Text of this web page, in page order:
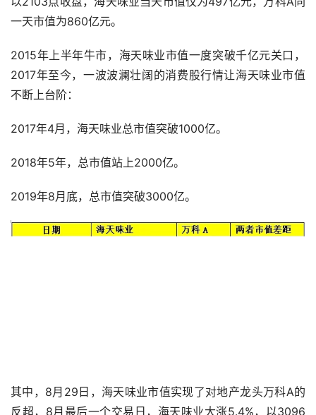
一天市值为860亿元。
2015年上半年牛市，海天味业市值一度突破千亿元关口，
2017年至今，一波波澜壮阔的消费股行情让海天味业市值
不断上台阶：
2017年4月，海天味业总市值突破1000亿。
2018年5年，总市值站上2000亿。
2019年8月底，总市值突破3000亿。
其中，8月29日，海天味业市值实现了对地产龙头万科A的
反超，8月最后一个交易日，海天味业大涨5.4%，以3096